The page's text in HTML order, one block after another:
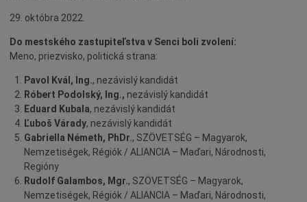
Referendum 2026
Voľby do orgánov samosprávy obcí 2026
Voľby do orgánov samosprávnych krajov 2026
Voľby do orgánov samosprávy obcí 2022
29. októbra 2022.
Do mestského zastupiteľstva v Senci boli zvolení:
Meno, priezvisko, politická strana:
Pavol Kvál, Ing., nezávislý kandidát
Róbert Podolský, Ing., nezávislý kandidát
Eduard Kubala, nezávislý kandidát
Ľuboš Várady, nezávislý kandidát
Gabriella Németh, PhDr., SZÖVETSÉG – Magyarok,
Nemzetiségek, Régiók / ALIANCIA – Maďari, Národnosti,
Regióny
Rudolf Galambos, Mgr., SZÖVETSÉG – Magyarok,
Nemzetiségek, Régiók / ALIANCIA – Maďari, Národnosti,